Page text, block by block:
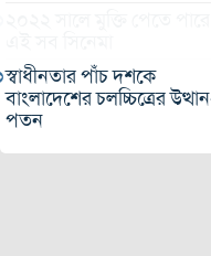
স্বাধীনতার পাঁচ দশকে
বাংলাদেশের চলচ্চিত্রের
পতন